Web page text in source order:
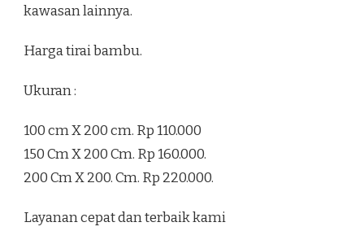
kawasan lainnya.
Harga tirai bambu.
Ukuran :
100 cm X 200 cm. Rp 110.000
150 Cm X 200 Cm. Rp 160.000.
200 Cm X 200. Cm. Rp 220.000.
Layanan cepat dan terbaik kami